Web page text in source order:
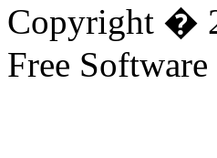
Copyright �
Free